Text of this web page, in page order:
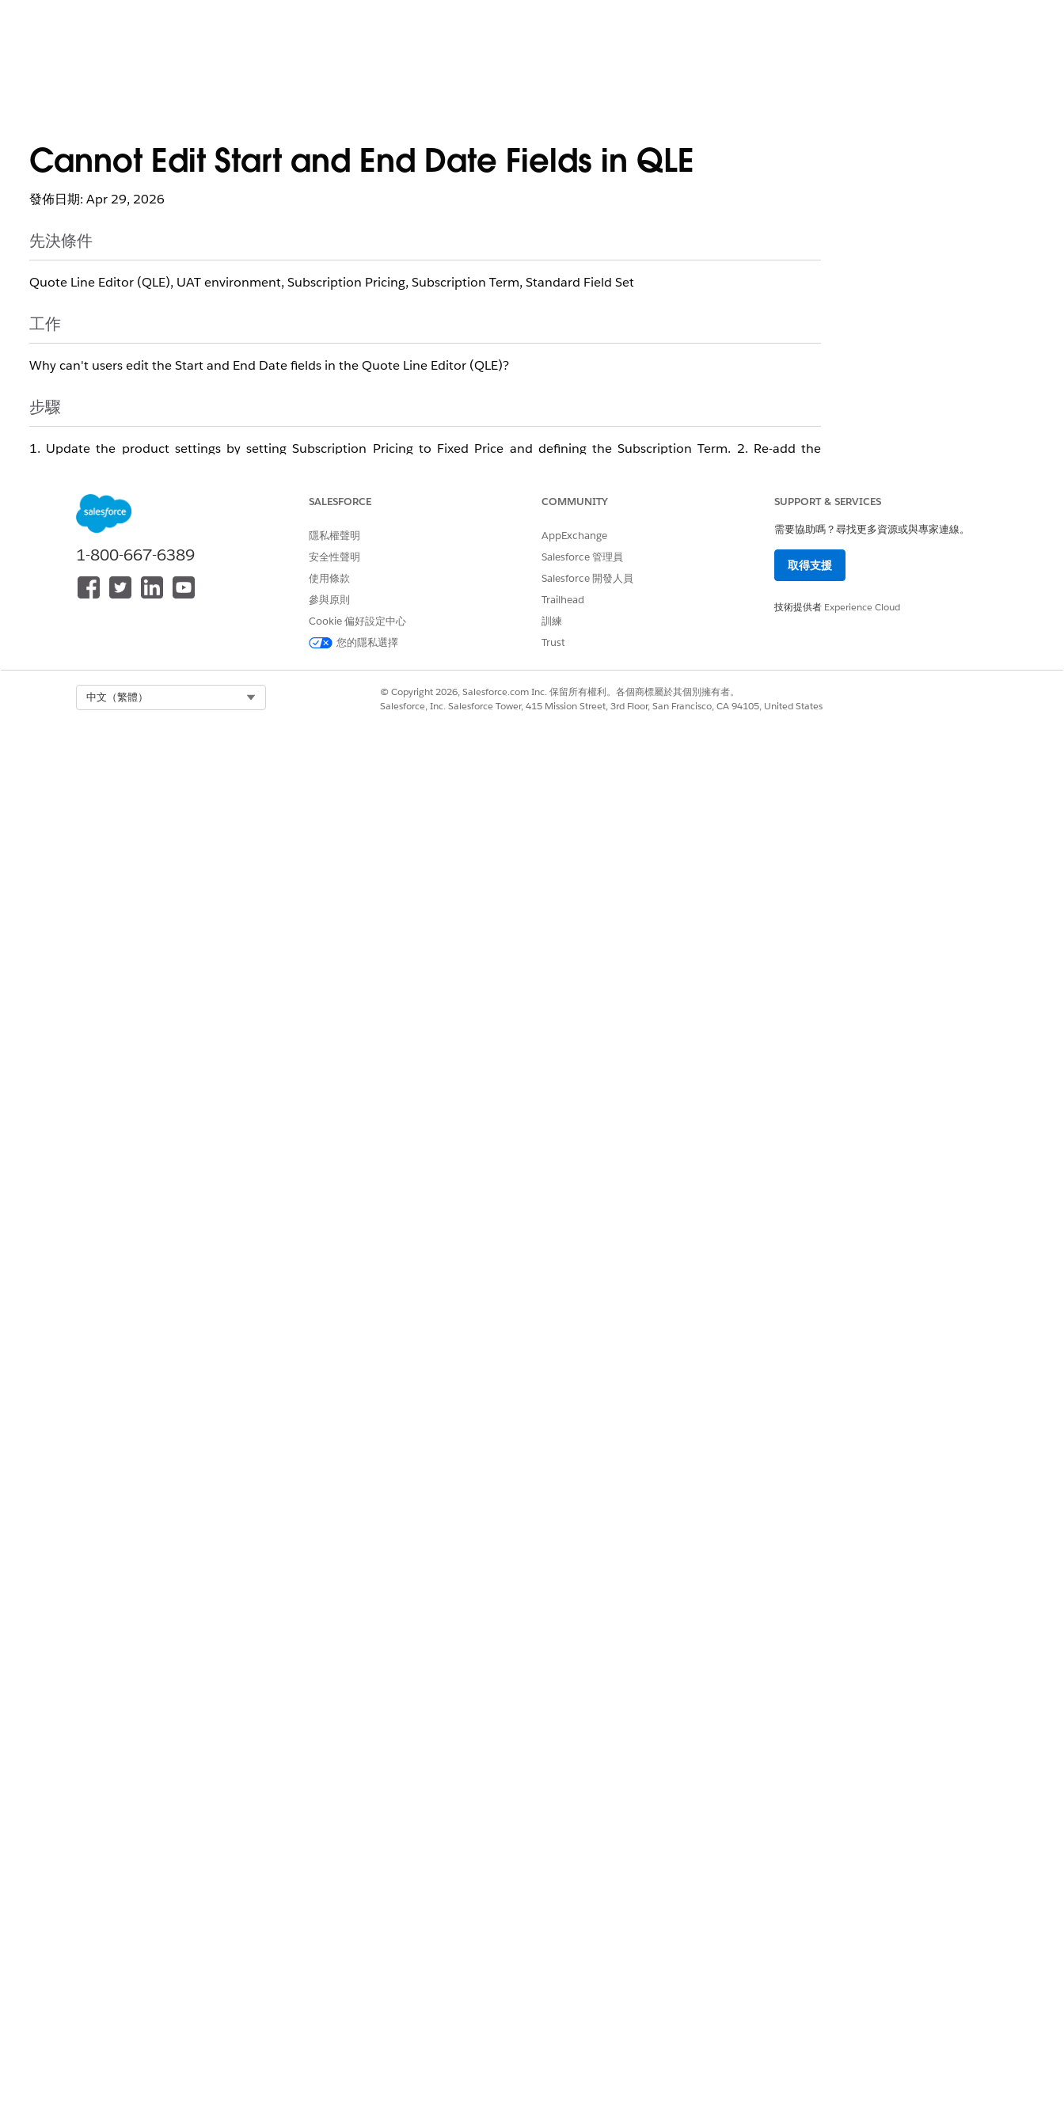
Cannot Edit Start and End Date Fields in QLE
發佈日期: Apr 29, 2026
先決條件
Quote Line Editor (QLE), UAT environment, Subscription Pricing, Subscription Term, Standard Field Set
工作
Why can't users edit the Start and End Date fields in the Quote Line Editor (QLE)?
步驟
1. Update the product settings by setting Subscription Pricing to Fixed Price and defining the Subscription Term. 2. Re-add the
知識文章編號
005321478
此文章是否解決您的問題？
否
1-800-667-6389
SALESFORCE
隱私權聲明
安全性聲明
使用條款
參與原則
Cookie 偏好設定中心
您的隱私選擇
COMMUNITY
AppExchange
Salesforce 管理員
Salesforce 開發人員
Trailhead
訓練
Trust
SUPPORT & SERVICES
需要協助嗎？尋找更多資源或與專家連線。
取得支援
技術提供者 Experience Cloud
中文（繁體）
© Copyright 2026, Salesforce.com Inc. 保留所有權利。各個商標屬於其個別擁有者。
Salesforce, Inc. Salesforce Tower, 415 Mission Street, 3rd Floor, San Francisco, CA 94105, United States